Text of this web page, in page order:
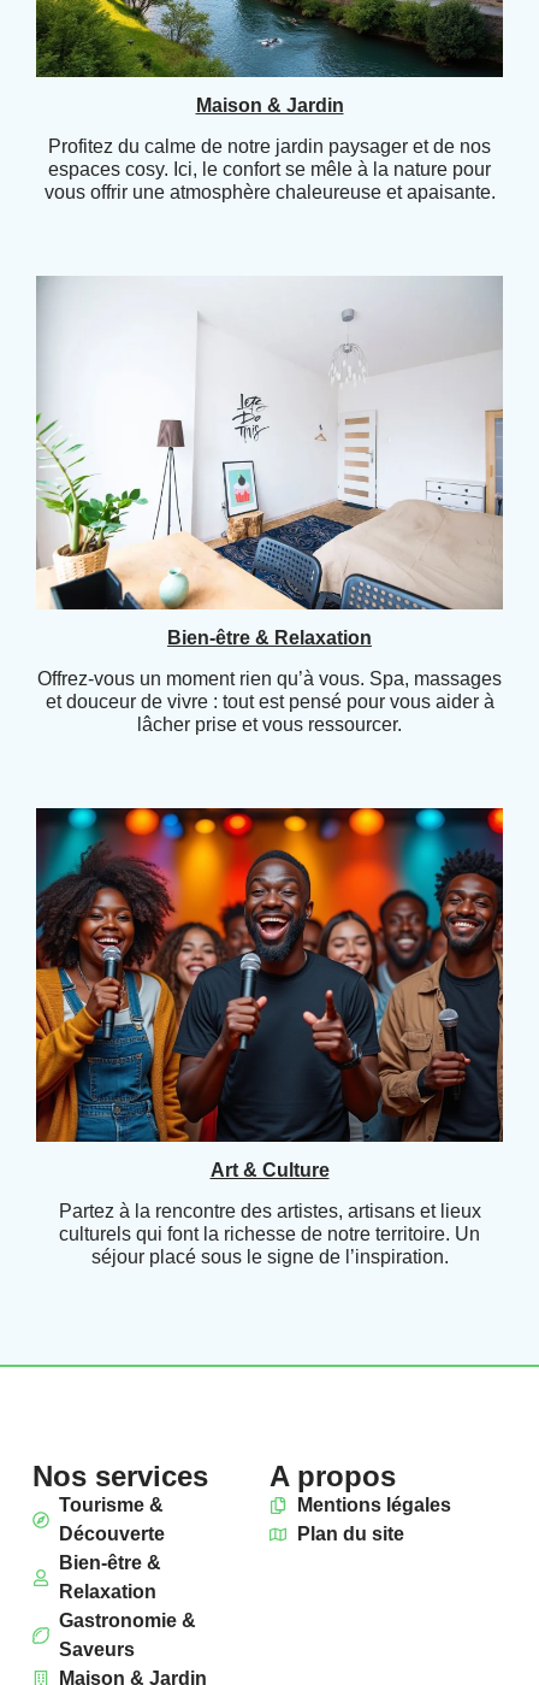
Maison & Jardin
Profitez du calme de notre jardin paysager et de nos
espaces cosy. Ici, le confort se mêle à la nature pour
vous offrir une atmosphère chaleureuse et apaisante.
Bien-être & Relaxation
Offrez-vous un moment rien qu’à vous. Spa, massages
et douceur de vivre : tout est pensé pour vous aider à
lâcher prise et vous ressourcer.
Art & Culture
Partez à la rencontre des artistes, artisans et lieux
culturels qui font la richesse de notre territoire. Un
séjour placé sous le signe de l’inspiration.
Nos services
Tourisme &
Découverte
Bien-être &
Relaxation
Gastronomie &
Saveurs
Maison & Jardin
A propos
Mentions légales
Plan du site